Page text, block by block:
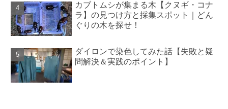
カブトムシが集まる木【クヌギ・コナ
ラ】の見つけ方と採集スポット｜どん
ぐりの木を探せ！
ダイロンで染色してみた話【失敗と疑
問解決＆実践のポイント】